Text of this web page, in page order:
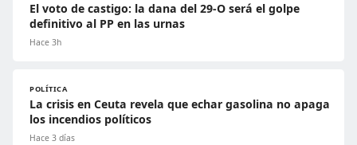
El voto de castigo: la dana del 29-O será el golpe
definitivo al PP en las urnas
Hace 3h
POLÍTICA
La crisis en Ceuta revela que echar gasolina no apaga
los incendios políticos
Hace 3 días